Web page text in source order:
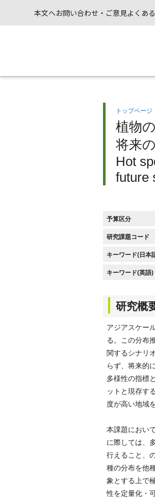
本文へお問い合わせ・ご意見よくあ
トップページ
植物
将来
Hot
future
予算区分
研究課題コード
キーワード(日本
キーワード(英語)
研究概
アジアスケー
る。この分布
関するシナリ
らず、将来的
多様性の指標
ットと現存す
度が高い地域
本課題におい
に際しては、
行えること、
種の分布を他
象とする上で
性を定量化・